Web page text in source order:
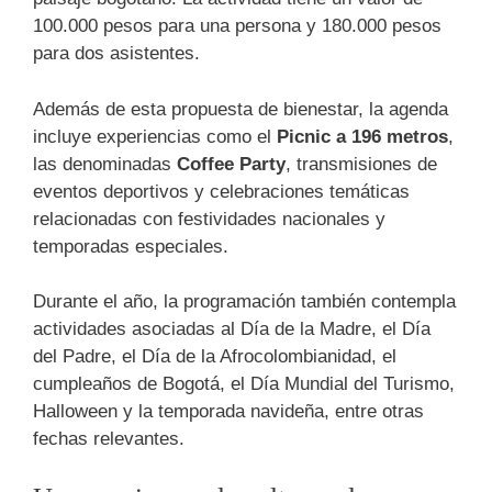
100.000 pesos para una persona y 180.000 pesos
para dos asistentes.
Además de esta propuesta de bienestar, la agenda
incluye experiencias como el Picnic a 196 metros,
las denominadas Coffee Party, transmisiones de
eventos deportivos y celebraciones temáticas
relacionadas con festividades nacionales y
temporadas especiales.
Durante el año, la programación también contempla
actividades asociadas al Día de la Madre, el Día
del Padre, el Día de la Afrocolombianidad, el
cumpleaños de Bogotá, el Día Mundial del Turismo,
Halloween y la temporada navideña, entre otras
fechas relevantes.